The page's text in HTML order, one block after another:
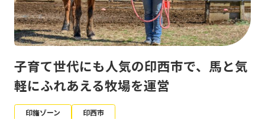
子育て世代にも人気の印西市で、馬と気
軽にふれあえる牧場を運営
印旛ゾーン
印西市